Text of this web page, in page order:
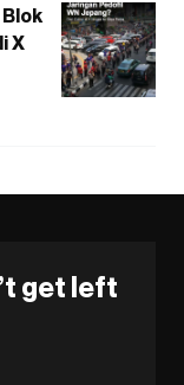
X
get left